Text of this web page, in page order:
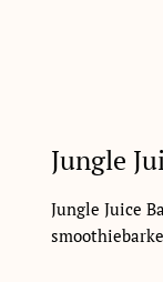
Jungle
Jungle Juice